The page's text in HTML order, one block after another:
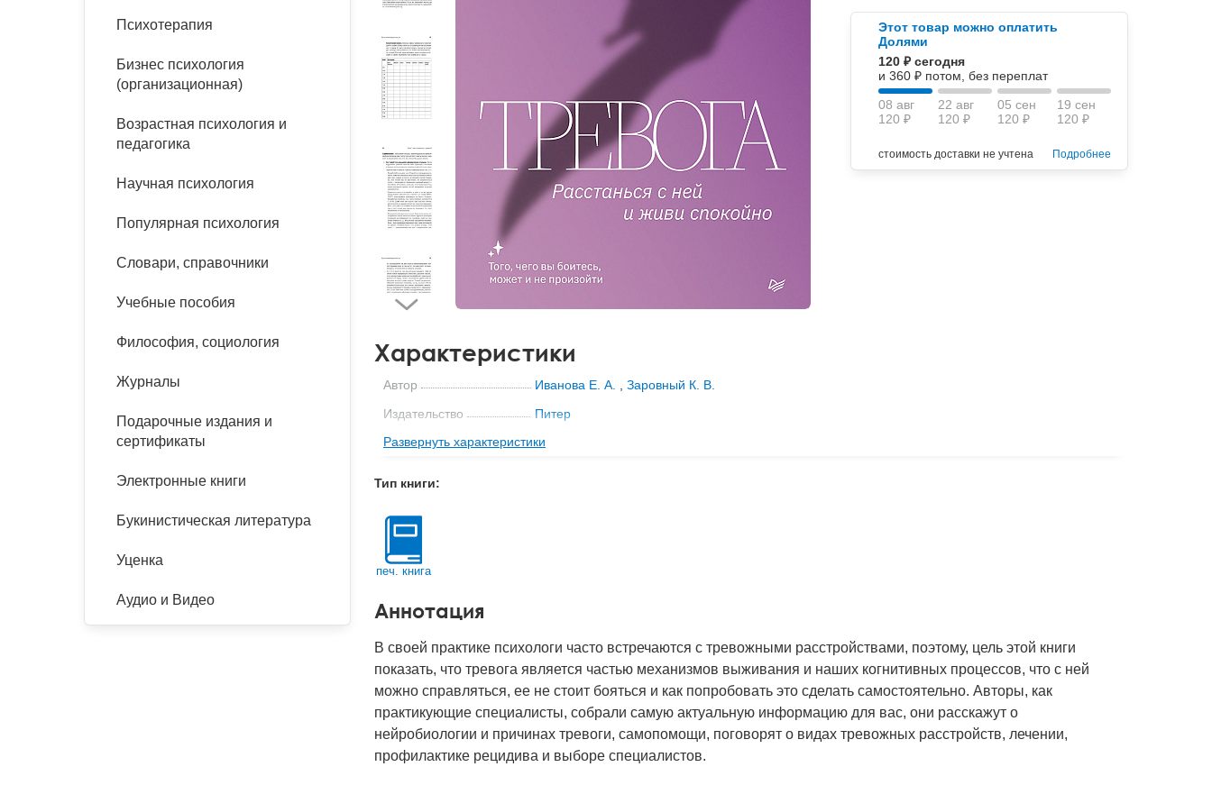
Расстройства пищевого
Тревожные расстройства,
Песочная терапия
Психодрама
Сказкотерапия
Другие направления
психотерапии
Классический, эриксоновский
Психология труда и
Психофизиология
Социальная психология
Социальная и
Учебная литература
Классический и юнгианский
Этот товар можно оплатить
Долями
120 ₽ сегодня
и 360 ₽ потом, без переплат
08 авг
120 ₽
22 авг
120 ₽
05 сен
120 ₽
19 сен
120 ₽
стоимость доставки не учтена Подробнее
Характеристики
Автор Иванова Е. А. ,Заровный К. В.
Издательство
Питер
Формат книги
206x141x10 мм
Кол-во стр
Год
Код
Развернуть характеристики
Тип книги:
печ. книга
Аннотация
В своей практике психологи часто встречаются с тревожными расстройствами, поэтому, цель этой книги
показать, что тревога является частью механизмов выживания и наших когнитивных процессов, что с ней
можно справляться, ее не стоит бояться и как попробовать это сделать самостоятельно. Авторы, как
практикующие специалисты, собрали самую актуальную информацию для вас, они расскажут о
нейробиологии и причинах тревоги, самопомощи, поговорят о видах тревожных расстройств, лечении,
профилактике рецидива и выборе специалистов.
Психотерапия
Бизнес психология
(организационная)
Возрастная психология и
педагогика
Научная психология
Популярная психология
Словари, справочники
Учебные пособия
Философия, социология
Журналы
Подарочные издания и
сертификаты
Электронные книги
Букинистическая литература
Уценка
Аудио и Видео